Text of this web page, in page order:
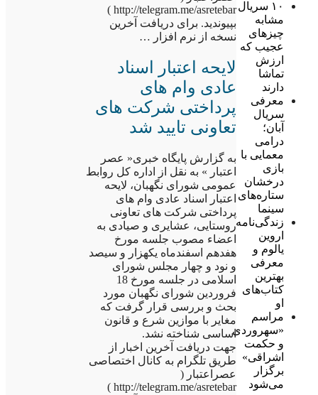
۱۰ سریال
مشابه
چیزهای
عجیب که
ارزش
تماشا
دارند
معرفی
سریال
آبان؛
درامی
معمایی با
بازی
درخشان
ستاره‌های
سینما
زندگی‌نامه
اروین
یالوم و
معرفی
بهترین
کتاب‌های
او
مراسم
«سهروردی
و حکمت
اشراقی»
برگزار
می‌شود
http://telegram.me/asretebar )
بپیوندید. برای دریافت آخرین
نسخه از نرم افزار …
لایحه اعتبار اسناد
عادی وام های
پرداختی شرکت های
تعاونی تایید شد
به گزارش پایگاه خبری« عصر
اعتبار » به نقل از اداره کل روابط
عمومی شورای نگهبان، لایحه
اعتبار اسناد عادی وام های
پرداختی شرکت های تعاونی
روستایی، عشایری و صیادی به
اعضاء مصوب جلسه مورخ
هفدهم اسفندماه یکهزار و سیصد
و نود و چهار مجلس شورای
اسلامی در جلسه مورخ 18
فروردین شورای نگهبان مورد
بحث و بررسی قرار گرفت که
مغایر با موازین شرع و قانون
اساسی شناخته نشد.
جهت دریافت آخرین اخبار از
طریق تلگرام به کانال اختصاصی
عصراعتبار (
http://telegram.me/asretebar )